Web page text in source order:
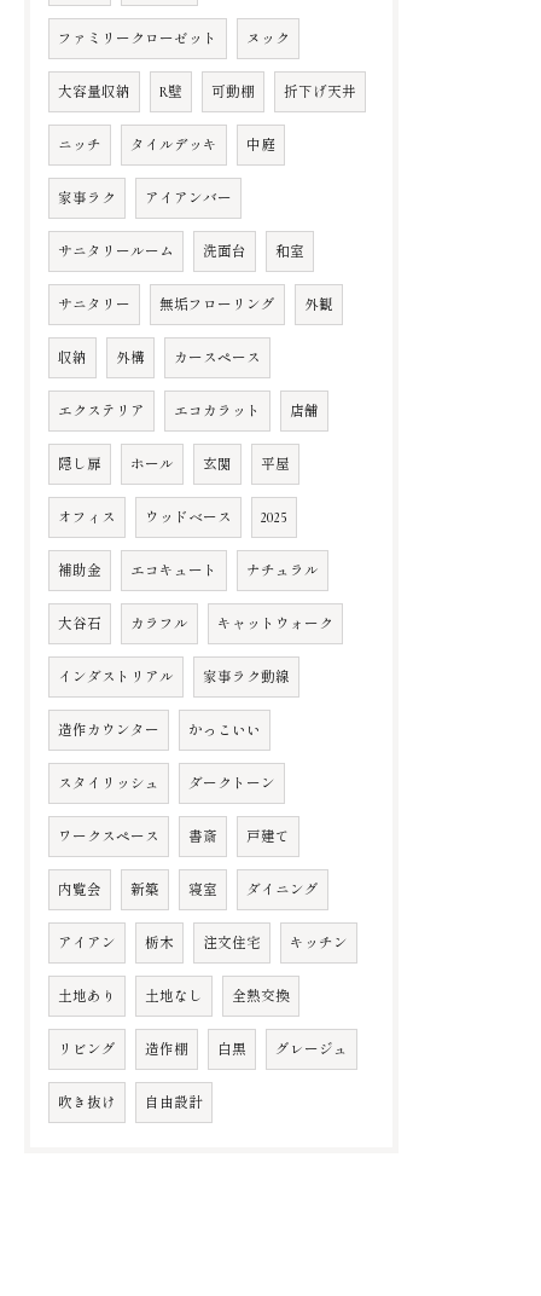
ファミリークローゼット ヌック
大容量収納 R壁 可動棚 折下げ天井
ニッチ タイルデッキ 中庭
家事ラク アイアンバー
サニタリールーム 洗面台 和室
サニタリー 無垢フローリング 外観
収納 外構 カースペース
エクステリア エコカラット 店舗
隠し扉 ホール 玄関 平屋
オフィス ウッドベース 2025
補助金 エコキュート ナチュラル
大谷石 カラフル キャットウォーク
インダストリアル 家事ラク動線
造作カウンター かっこいい
スタイリッシュ ダークトーン
ワークスペース 書斎 戸建て
内覧会 新築 寝室 ダイニング
アイアン 栃木 注文住宅 キッチン
土地あり 土地なし 全熱交換
リビング 造作棚 白黒 グレージュ
吹き抜け 自由設計